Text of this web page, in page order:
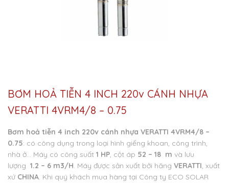
BƠM HOẢ TIỄN 4 INCH 220v CÁNH NHỰA
VERATTI 4VRM4/8 – 0.75
Bơm hoả tiễn 4 inch 220v cánh nhựa VERATTI 4VRM4/8 –
0.75: có công dụng trong loại hình giếng khoan, công trình,
nhà ở… Máy có công suất 1 HP, cột áp 52 – 18 m và lưu
lượng 1.2 – 6 m3/H. Máy được sản xuất bởi hãng VERATTI, xuất
xứ CHINA. Khi quý khách mua hàng tại Công ty ECO SOLAR